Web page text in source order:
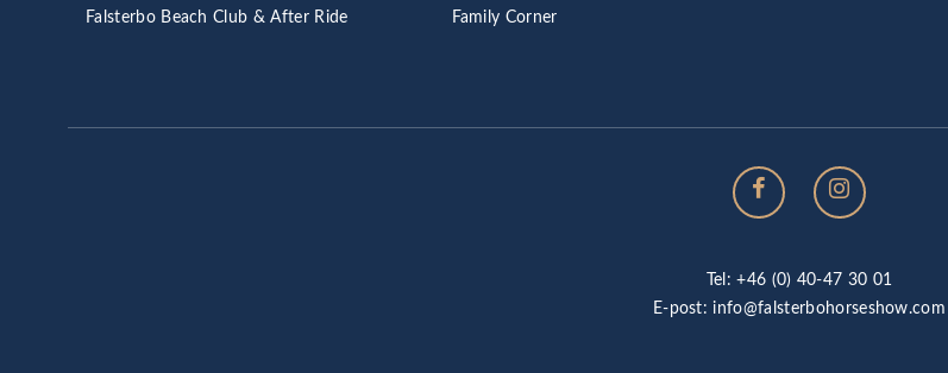
Falsterbo Beach Club & After Ride
Family Corner
Tel: +46 (0) 40-47 30 01
E-post: info@falsterbohorseshow.com